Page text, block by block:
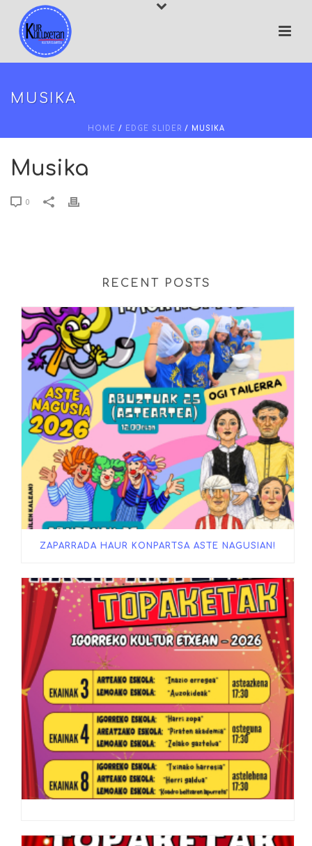
MUSIKA
HOME / EDGE SLIDER / MUSIKA
Musika
0
RECENT POSTS
ZAPARRADA HAUR KONPARTSA ASTE NAGUSIAN!